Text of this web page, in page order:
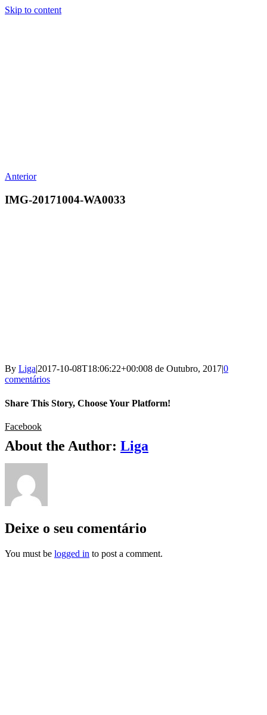
Skip to content
Anterior
IMG-20171004-WA0033
By Liga|2017-10-08T18:06:22+00:008 de Outubro, 2017|0
comentários
Share This Story, Choose Your Platform!
Facebook
About the Author: Liga
Deixe o seu comentário
You must be logged in to post a comment.